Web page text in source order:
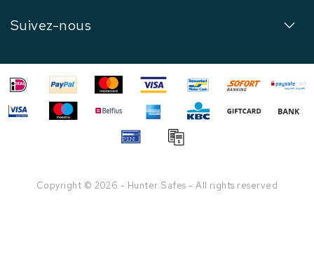
Suivez-nous
Copyright © 2026 - Hunter Safes - All rights reserved